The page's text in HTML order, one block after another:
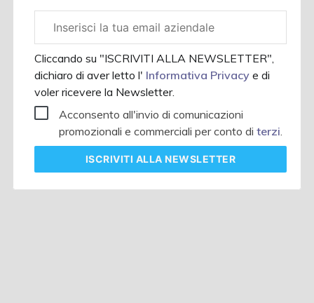
aziendale
Cliccando su "ISCRIVITI ALLA NEWSLETTER",
dichiaro di aver letto l' Informativa Privacye di
voler ricevere la Newsletter.
Acconsento all'invio di comunicazioni
promozionali e commerciali per conto diterzi.
ISCRIVITI ALLA NEWSLETTER